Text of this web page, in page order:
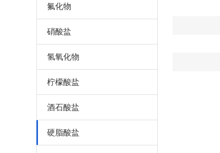
氟化物
硝酸盐
氢氧化物
柠檬酸盐
酒石酸盐
硬脂酸盐